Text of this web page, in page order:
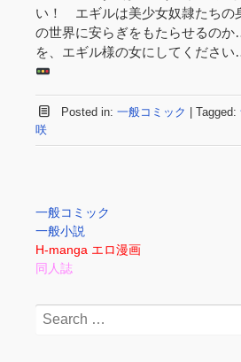
い！ エギルは美少女奴隷たちの
の世界に安らぎをもたらせるの
を、エギル様の女にしてください
Posted in: 一般コミック Tagged:
咲
一般コミック
一般小説
H-manga エロ漫画
同人誌
Search